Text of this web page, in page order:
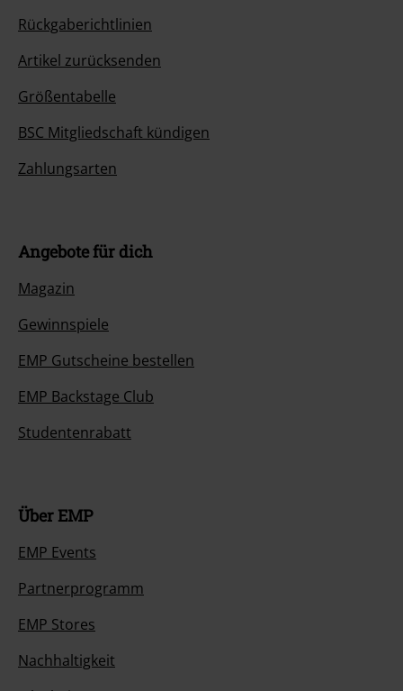
Rückgaberichtlinien
Artikel zurücksenden
Größentabelle
BSC Mitgliedschaft kündigen
Zahlungsarten
Angebote für dich
Magazin
Gewinnspiele
EMP Gutscheine bestellen
EMP Backstage Club
Studentenrabatt
Über EMP
EMP Events
Partnerprogramm
EMP Stores
Nachhaltigkeit